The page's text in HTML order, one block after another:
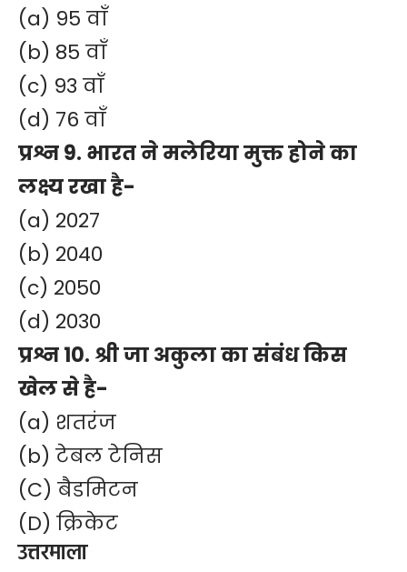
(a) 95 वाँ
(b) 85 वाँ
(c) 93 वाँ
(d) 76 वाँ
प्रश्न 9. भारत ने मलेरिया मुक्त होने का
लक्ष्य रखा है-
(a) 2027
(b) 2040
(c) 2050
(d) 2030
प्रश्न 10. श्री जा अकुला का संबंध किस
खेल से है-
(a) शतरंज
(b) टेबल टेनिस
(C) बैडमिटन
(D) क्रिकेट
उत्तरमाला